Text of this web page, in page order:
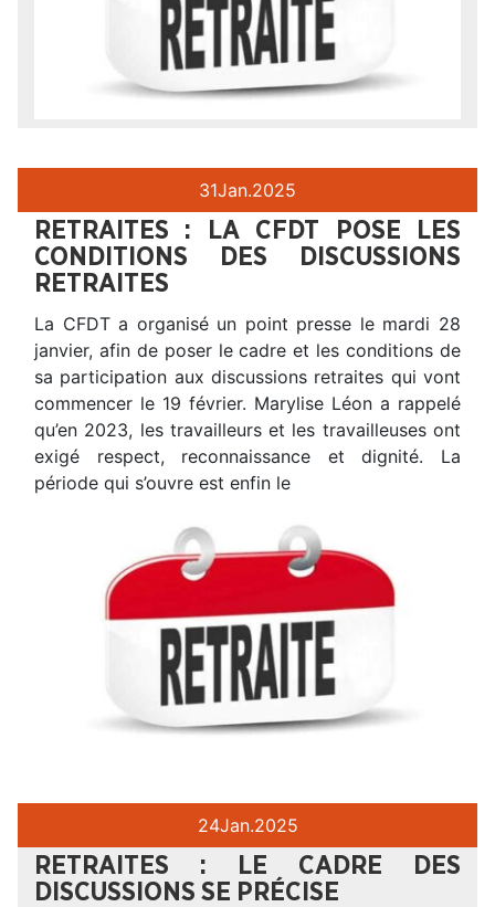
31Jan.2025
RETRAITES : LA CFDT POSE LES
CONDITIONS DES DISCUSSIONS
RETRAITES
La CFDT a organisé un point presse le mardi 28
janvier, afin de poser le cadre et les conditions de
sa participation aux discussions retraites qui vont
commencer le 19 février. Marylise Léon a rappelé
qu’en 2023, les travailleurs et les travailleuses ont
exigé respect, reconnaissance et dignité. La
période qui s’ouvre est enfin le
24Jan.2025
RETRAITES : LE CADRE DES
DISCUSSIONS SE PRÉCISE